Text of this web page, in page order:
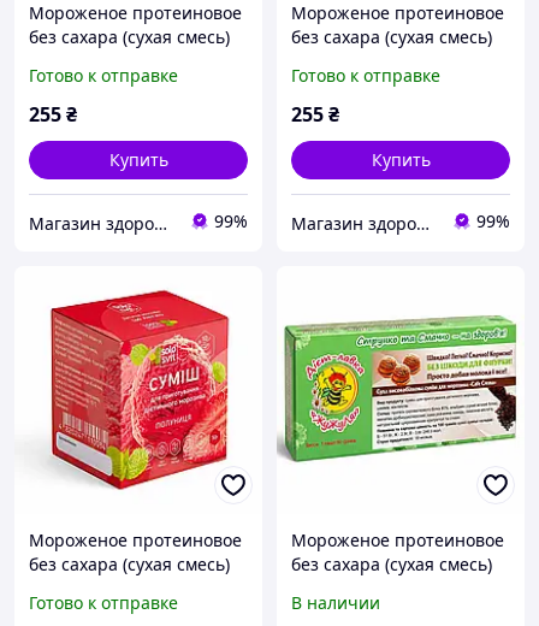
Мороженое протеиновое
без сахара (сухая смесь)
Готово к отправке
255₴
Купить
Магазин здорового харчування Кориsно 99%
Мороженое протеиновое
без сахара (сухая смесь)
Готово к отправке
255₴
Купить
Магазин здорового харчування Кориsно 99%
Мороженое протеиновое
без сахара (сухая смесь)
Готово к отправке
Мороженое протеиновое
без сахара (сухая смесь)
ТМ ЖуЖуля, 90 г
В наличии